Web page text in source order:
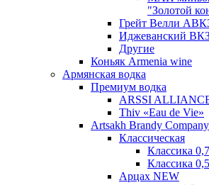
"Золотой
Грейт Велли
Иджеванский
Другие
Коньяк Armenia wine
Армянская водка
Премиум водка
ARSSI
Thiv «Eau de Vie»
Artsakh Brandy Company
Классическая
Классика
Классика 0,5
Арцах NEW